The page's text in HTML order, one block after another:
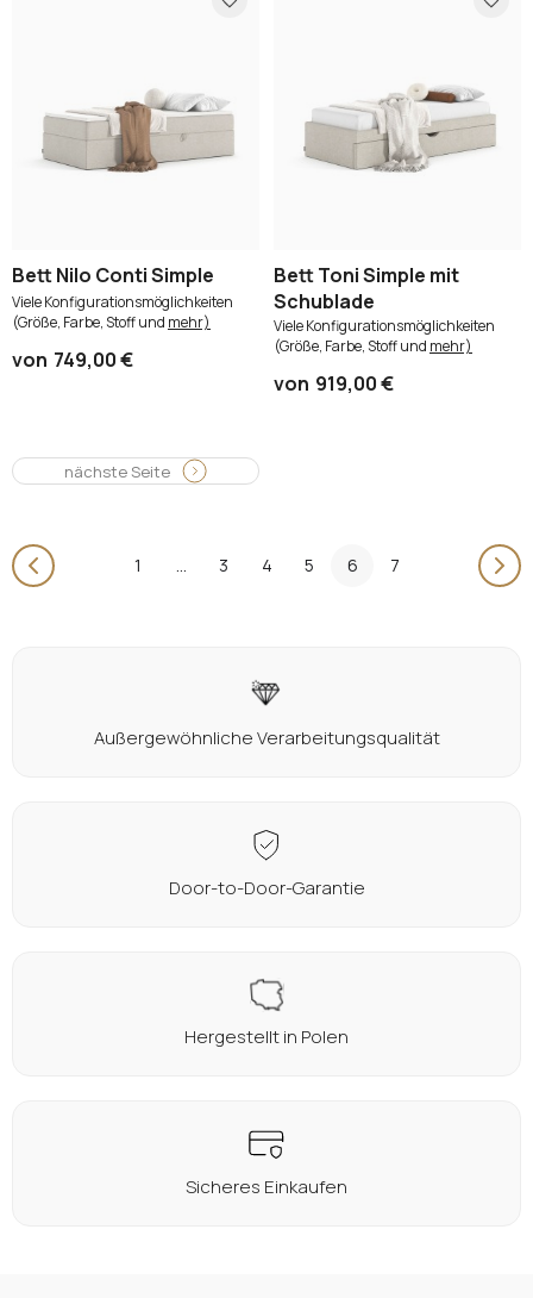
Bett Nilo Conti Simple
Viele Konfigurationsmöglichkeiten
(Größe, Farbe, Stoff und mehr)
von 749,00 €
Bett Toni Simple mit
Schublade
Viele Konfigurationsmöglichkeiten
(Größe, Farbe, Stoff und mehr)
von 919,00 €
nächste Seite
1 ... 3 4 5 6 7
Außergewöhnliche Verarbeitungsqualität
Door-to-Door-Garantie
Hergestellt in Polen
Sicheres Einkaufen